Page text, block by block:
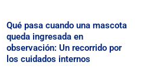
Qué pasa cuando una mascota
queda ingresada en
observación: Un recorrido por
los cuidados internos